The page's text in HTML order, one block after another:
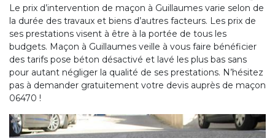
Le prix d’intervention de maçon à Guillaumes varie selon de
la durée des travaux et biens d’autres facteurs. Les prix de
ses prestations visent à être à la portée de tous les
budgets. Maçon à Guillaumes veille à vous faire bénéficier
des tarifs pose béton désactivé et lavé les plus bas sans
pour autant négliger la qualité de ses prestations. N’hésitez
pas à demander gratuitement votre devis auprès de maçon
06470 !